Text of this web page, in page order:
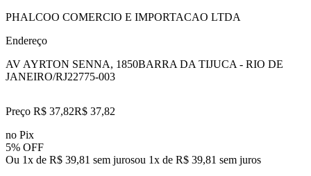
PHALCOO COMERCIO E IMPORTACAO LTDA
Endereço
AV AYRTON SENNA, 1850BARRA DA TIJUCA - RIO DE
JANEIRO/RJ22775-003
Preço R$ 37,82R$ 37,82
no Pix
5% OFF
Ou 1x de R$ 39,81 sem jurosou 1x de R$ 39,81 sem juros